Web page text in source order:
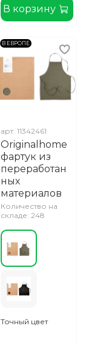
В корзину
В ЕВРОПЕ
арт.11342461
Originalhome
фартук из
переработан
ных
материалов
Количество на
складе: 248
Точный цвет